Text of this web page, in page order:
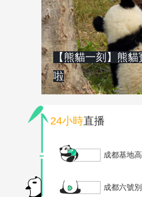
【熊貓一刻】熊
啦
24小時直播
成都基地
成都六號